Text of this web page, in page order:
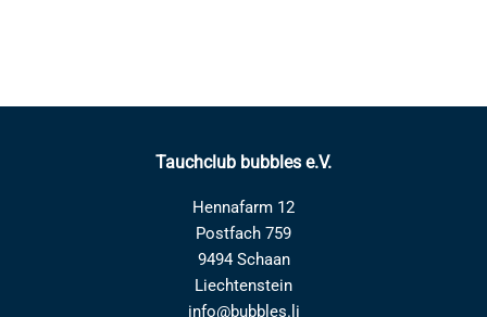
Tauchclub bubbles e.V.
Hennafarm 12
Postfach 759
9494 Schaan
Liechtenstein
info@bubbles.li